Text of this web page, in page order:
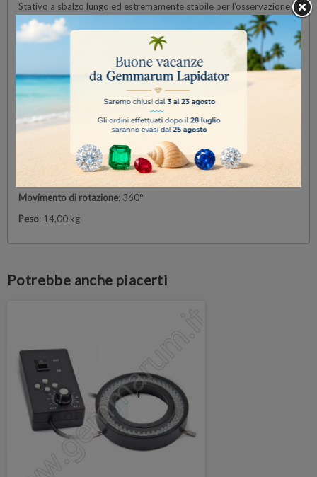
Stativo a sbalzo lungo ed estremamente stabile per l'osservazione
di campioni particolarmente grandi.
Sono garantiti movimenti orizzontali e verticali fluidi e la testa può
essere facilmente ruotata per l'ispezione ad angoli obliqui.
Se è necessaria l'illuminazione, è possibile scegliere un illuminatore
esterno.
Dimensioni base:
Dimensioni colonna
: Ø32×435 mm.
Braccio orizzontale: 415 mm
Altezza massima del campione: 400 mm
Movimento di rotazione: 360°
Peso: 14,00 kg
Potrebbe anche piacerti